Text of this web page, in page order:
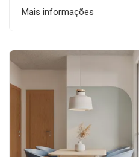
Mais informações